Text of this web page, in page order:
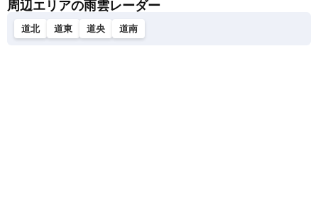
周辺エリアの雨雲レーダー
道北 道東 道央 道南